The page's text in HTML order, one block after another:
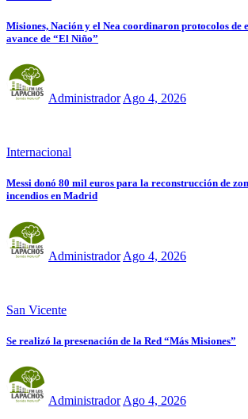
Misiones, Nación y el Nea coordinaron protocolos de
avance de “El Niño”
Administrador Ago 4, 2026
Internacional
Messi donó 80 mil euros para la reconstrucción de
incendios en Madrid
Administrador Ago 4, 2026
San Vicente
Se realizó la presenación de la Red “Más Misiones”
Administrador Ago 4, 2026